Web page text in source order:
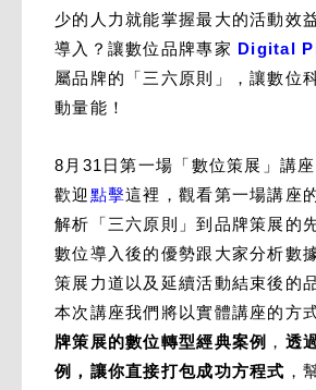
少的人力就能掌握最大的活動效
導入？讓數位品牌專家 Digital
屬品牌的「三六原則」，讓數位
動量能！
8月31日第一場「數位策展」講
歡迎 點擊這裡，觀看第一場講座
解析「三六原則」到品牌策展的
數位導入後的優勢跟大家分析數
策展力道以及延續活動結束後的
本次講座我們將以實體講座的方
牌策展的數位轉型經典案例 ， 透
例，讓你直接打包成功方程式 ，